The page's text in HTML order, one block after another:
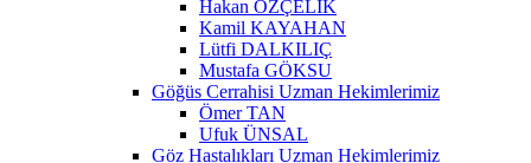
Hakan ÖZÇELİK
Kamil KAYAHAN
Lütfi DALKILIÇ
Mustafa GÖKSU
Göğüs Cerrahisi Uzman Hekimlerimiz
Ömer TAN
Ufuk ÜNSAL
Göz Hastalıkları Uzman Hekimlerimiz